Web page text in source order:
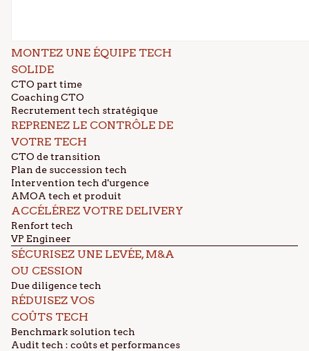
MONTEZ UNE ÉQUIPE TECH
SOLIDE
CTO part time
Coaching CTO
Recrutement tech stratégique
REPRENEZ LE CONTRÔLE DE
VOTRE TECH
CTO de transition
Plan de succession tech
Intervention tech d'urgence
AMOA tech et produit
ACCÉLÉREZ VOTRE DELIVERY
Renfort tech
VP Engineer
SÉCURISEZ UNE LEVÉE, M&A
OU CESSION
Due diligence tech
RÉDUISEZ VOS
COÛTS TECH
Benchmark solution tech
Audit tech : coûts et performances